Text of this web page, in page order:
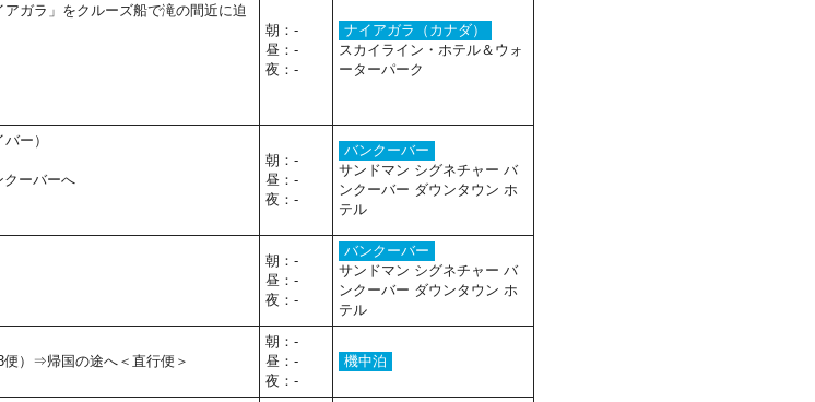
ガラ」をクルーズ船で滝の間近に迫
朝：-
昼：-
夜：-
ナイアガラ（カナダ）
スカイライン・ホテル＆ウォ
ーターパーク
ー）
クーバーへ
朝：-
昼：-
夜：-
バンクーバー
サンドマン シグネチャー バ
ンクーバー ダウンタウン ホ
テル
朝：-
昼：-
夜：-
バンクーバー
サンドマン シグネチャー バ
ンクーバー ダウンタウン ホ
テル
便）⇒帰国の途へ＜直行便＞
朝：-
昼：-
夜：-
機中泊